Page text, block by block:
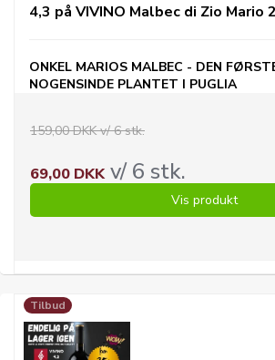
4,3 på VIVINO Malbec di Zio Mario
ONKEL MARIOS MALBEC - DEN
NOGENSINDE PLANTET I PUGLIA
159,00 DKK v/ 6 stk.
69,00 DKKv/ 6 stk.
Vis produkt
Tilbud